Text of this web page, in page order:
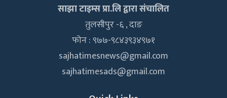
साझा टाइम्स प्रा.लि द्वारा संचालित
तुलसीपुर -६ , दाङ
फोन : ९७७-९८४३९३४९७१
sajhatimesnews@gmail.com
sajhatimesads@gmail.com